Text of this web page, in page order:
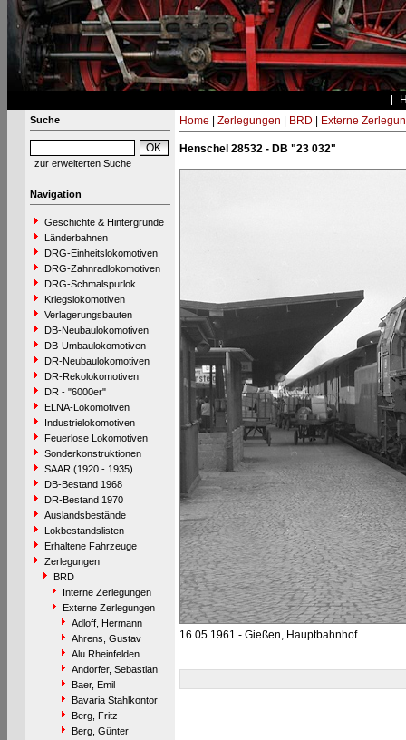
Suche
zur erweiterten Suche
Navigation
Geschichte & Hintergründe
Länderbahnen
DRG-Einheitslokomotiven
DRG-Zahnradlokomotiven
DRG-Schmalspurlok.
Kriegslokomotiven
Verlagerungsbauten
DB-Neubaulokomotiven
DB-Umbaulokomotiven
DR-Neubaulokomotiven
DR-Rekolokomotiven
DR - "6000er"
ELNA-Lokomotiven
Industrielokomotiven
Feuerlose Lokomotiven
Sonderkonstruktionen
SAAR (1920 - 1935)
DB-Bestand 1968
DR-Bestand 1970
Auslandsbestände
Lokbestandslisten
Erhaltene Fahrzeuge
Zerlegungen
BRD
Interne Zerlegungen
Externe Zerlegungen
Adloff, Hermann
Ahrens, Gustav
Alu Rheinfelden
Andorfer, Sebastian
Baer, Emil
Bavaria Stahlkontor
Berg, Fritz
Berg, Günter
Home Zerlegungen BRD Externe
Henschel 28532 - DB "23 032"
16.05.1961 - Gießen, Hauptbahnhof